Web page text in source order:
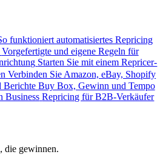
funktioniert automatisiertes Repricing
Vorgefertigte und eigene Regeln für
Starten Sie mit einem Repricer-
Verbinden Sie Amazon, eBay, Shopify
Berichte Buy Box, Gewinn und Tempo
Business Repricing für B2B-Verkäufer
die gewinnen.